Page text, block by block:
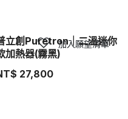
立創Puretron｜二溫迷你
加熱器(霧黑)
27,800
加入願望清單